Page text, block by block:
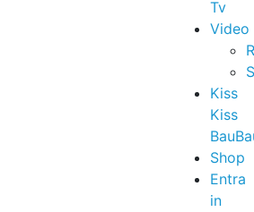
Tv
Video
Kiss
Kiss
Shop
Entra
in